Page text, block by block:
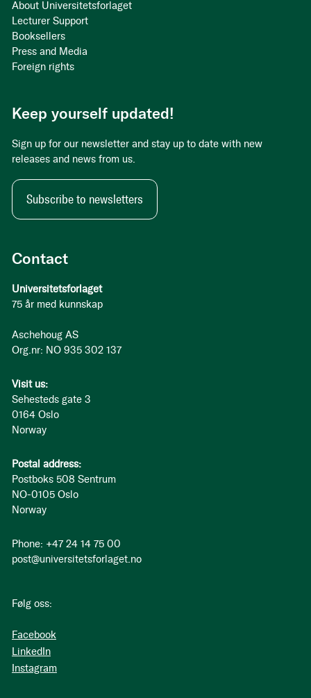
Contact
Universitetsforlaget
75 år med kunnskap
Aschehoug AS
Org.nr: NO 935 302 137
Visit us:
Sehesteds gate 3
0164 Oslo
Norway
Postal address:
Postboks 508 Sentrum
NO-0105 Oslo
Norway
Phone: +47 24 14 75 00
post@universitetsforlaget.no
Følg oss:
Facebook
LinkedIn
Instagram
About Universitetsforlaget
Lecturer Support
Booksellers
Press and Media
Foreign rights
Keep yourself updated!
Sign up for our newsletter and stay up to date with new
releases and news from us.
Subscribe to newsletters